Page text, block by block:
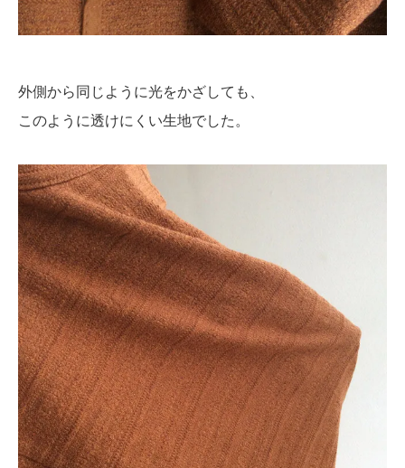
外側から同じように光をかざしても、
このように透けにくい生地でした。